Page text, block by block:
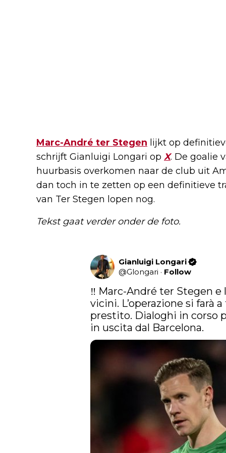
Marc-André ter Stegen lijkt op
schrijft Gianluigi Longari op X. De goalie
huurbasis overkomen naar de club uit
dan toch in te zetten op een definitieve
van Ter Stegen lopen nog.
Tekst gaat verder onder de foto.
Gianluigi Longari
@Glongari · Follow
‼️ Marc-André ter Stegen e
vicini. L’operazione si farà
prestito. Dialoghi in corso
in uscita dal Barcelona.